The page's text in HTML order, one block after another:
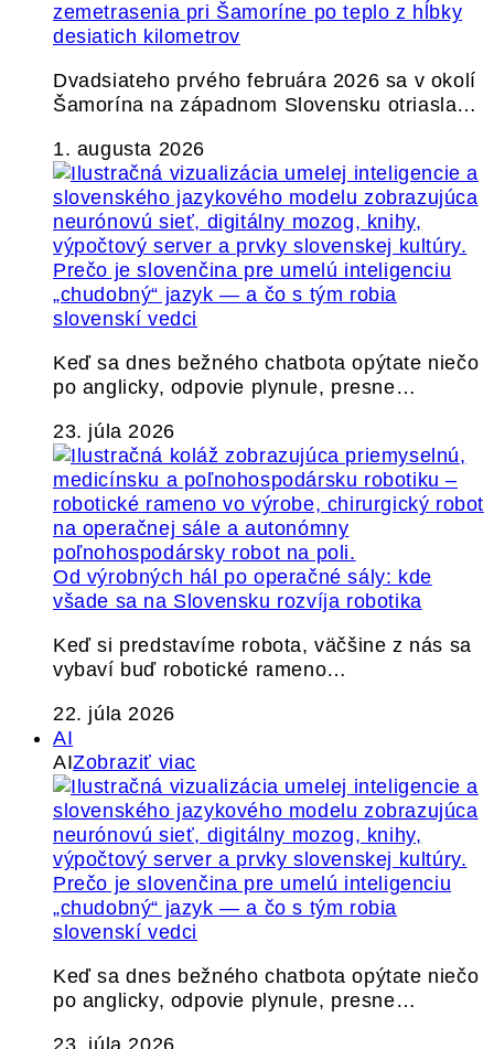
zemetrasenia pri Šamoríne po teplo z hĺbky
desiatich kilometrov
Dvadsiateho prvého februára 2026 sa v okolí
Šamorína na západnom Slovensku otriasla…
1. augusta 2026
Prečo je slovenčina pre umelú inteligenciu
„chudobný“ jazyk — a čo s tým robia
slovenskí vedci
Keď sa dnes bežného chatbota opýtate niečo
po anglicky, odpovie plynule, presne…
23. júla 2026
Od výrobných hál po operačné sály: kde
všade sa na Slovensku rozvíja robotika
Keď si predstavíme robota, väčšine z nás sa
vybaví buď robotické rameno…
22. júla 2026
AI
AIZobraziť viac
Prečo je slovenčina pre umelú inteligenciu
„chudobný“ jazyk — a čo s tým robia
slovenskí vedci
Keď sa dnes bežného chatbota opýtate niečo
po anglicky, odpovie plynule, presne…
23. júla 2026